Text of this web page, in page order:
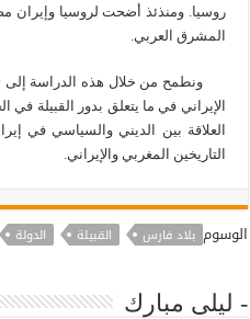
روسيا. ومنذئذ أضحت لروسيا وإيران
المشرق العربي.
ونطمح من خلال هذه الدراسة إلى
الإيراني في ما يتعلق بدور القبيلة في
العلاقة بين الديني والسياسي في
التاريخين المغربي والإيراني.
الوسوم بلاد فارس القبيلة الدولة
- ليلى مبارك